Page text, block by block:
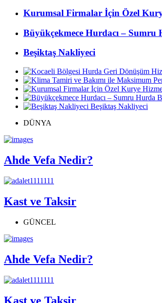
Kurumsal Firmalar İçin Özel
Büyükçekmece Hurdacı – Sumru
Beşiktaş Nakliyeci
Beşiktaş Nakliyeci
DÜNYA
Ahde Vefa Nedir?
Kast ve Taksir
GÜNCEL
Ahde Vefa Nedir?
Kast ve Taksir